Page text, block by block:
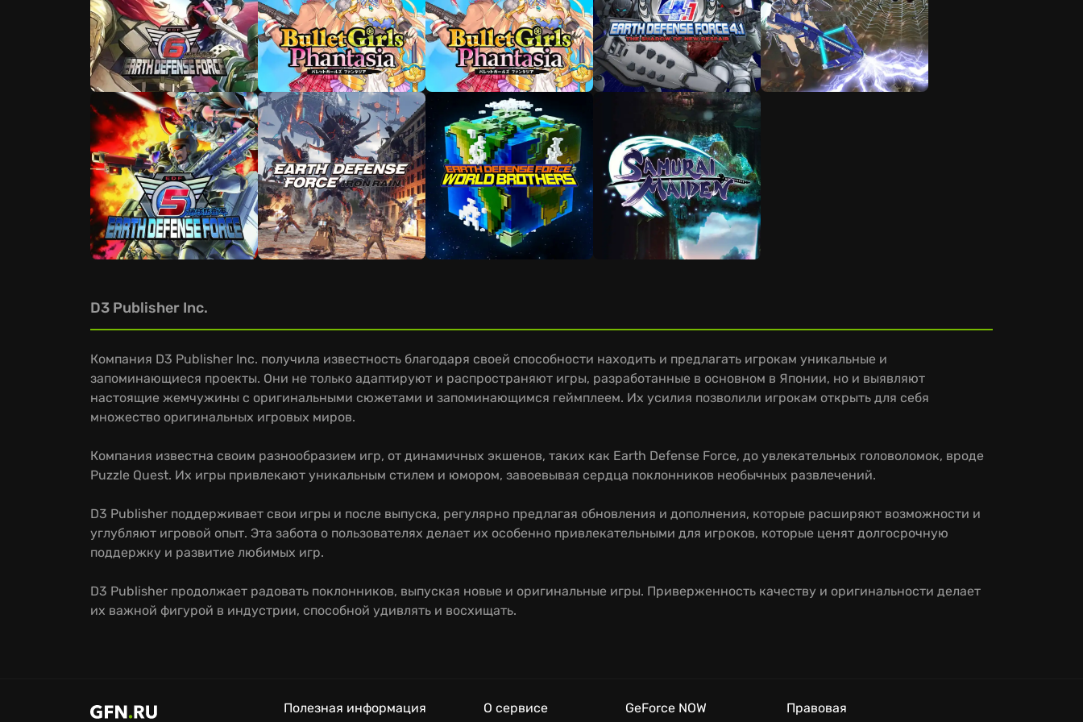
D3 Publisher Inc.
Компания D3 Publisher Inc. получила известность благодаря своей способности находить и предлагать игрокам уникальные и
запоминающиеся проекты. Они не только адаптируют и распространяют игры, разработанные в основном в Японии, но и выявляют
настоящие жемчужины с оригинальными сюжетами и запоминающимся геймплеем. Их усилия позволили игрокам открыть для себя
множество оригинальных игровых миров.
Компания известна своим разнообразием игр, от динамичных экшенов, таких как Earth Defense Force, до увлекательных головоломок, вроде
Puzzle Quest. Их игры привлекают уникальным стилем и юмором, завоевывая сердца поклонников необычных развлечений.
D3 Publisher поддерживает свои игры и после выпуска, регулярно предлагая обновления и дополнения, которые расширяют возможности и
углубляют игровой опыт. Эта забота о пользователях делает их особенно привлекательными для игроков, которые ценят долгосрочную
поддержку и развитие любимых игр.
D3 Publisher продолжает радовать поклонников, выпуская новые и оригинальные игры. Приверженность качеству и оригинальности делает
их важной фигурой в индустрии, способной удивлять и восхищать.
Полезная информация О сервисе GeForce NOW
Правовая